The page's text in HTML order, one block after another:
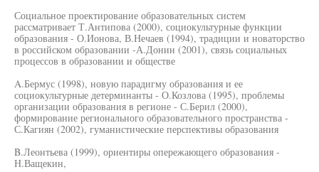
Социальное проектирование образовательных систем
рассматривает Т.Антипова (2000), социокультурные функции
образования - О.Ионова, В.Нечаев (1994), традиции и новаторство
в российском образовании -А.Донин (2001), связь социальных
процессов в образовании и обществе
A.Бермус (1998), новую парадигму образования и ее
социокультурные детерминанты - О.Козлова (1995), проблемы
организации образования в регионе - С.Берил (2000),
формирование регионального образовательного пространства -
С.Кагиян (2002), гуманистические перспективы образования
B.Леонтьева (1999), ориентиры опережающего образования -
Н.Ващекин,